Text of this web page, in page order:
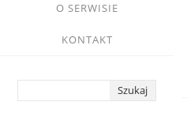
O SERWISIE
KONTAKT